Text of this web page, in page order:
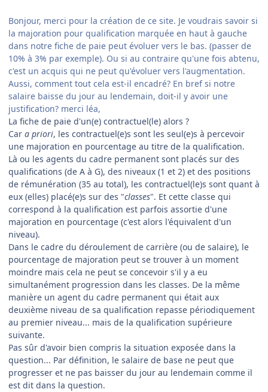
Bonjour, merci pour la création de ce site. Je voudrais savoir si
la majoration pour qualification marquée en haut à gauche
dans notre fiche de paie peut évoluer vers le bas. (passer de
10% à 3% par exemple). Ou si au contraire qu'une fois abtenu,
c'est un acquis qui ne peut qu'évoluer vers l'augmentation.
Aussi, comment tout cela est-il encadré? En bref si notre
salaire baisse du jour au lendemain, doit-il y avoir une
justification? merci léa,
La fiche de paie d'un(e) contractuel(le) alors ?
Car a priori, les contractuel(e)s sont les seul(e)s à percevoir
une majoration en pourcentage au titre de la qualification.
Là ou les agents du cadre permanent sont placés sur des
qualifications (de A à G), des niveaux (1 et 2) et des positions
de rémunération (35 au total), les contractuel(le)s sont quant à
eux (elles) placé(e)s sur des "classes". Et cette classe qui
correspond à la qualification est parfois assortie d'une
majoration en pourcentage (c'est alors l'équivalent d'un
niveau).
Dans le cadre du déroulement de carrière (ou de salaire), le
pourcentage de majoration peut se trouver à un moment
moindre mais cela ne peut se concevoir s'il y a eu
simultanément progression dans les classes. De la même
manière un agent du cadre permanent qui était aux
deuxième niveau de sa qualification repasse périodiquement
au premier niveau... mais de la qualification supérieure
suivante.
Pas sûr d'avoir bien compris la situation exposée dans la
question... Par définition, le salaire de base ne peut que
progresser et ne pas baisser du jour au lendemain comme il
est dit dans la question.